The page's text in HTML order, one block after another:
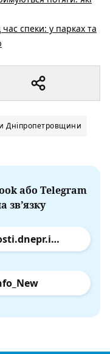
спеки: у парках та
Дніпропетровщини
або Telegram
зв’язку
facebook.com/novosti.dnepr.info